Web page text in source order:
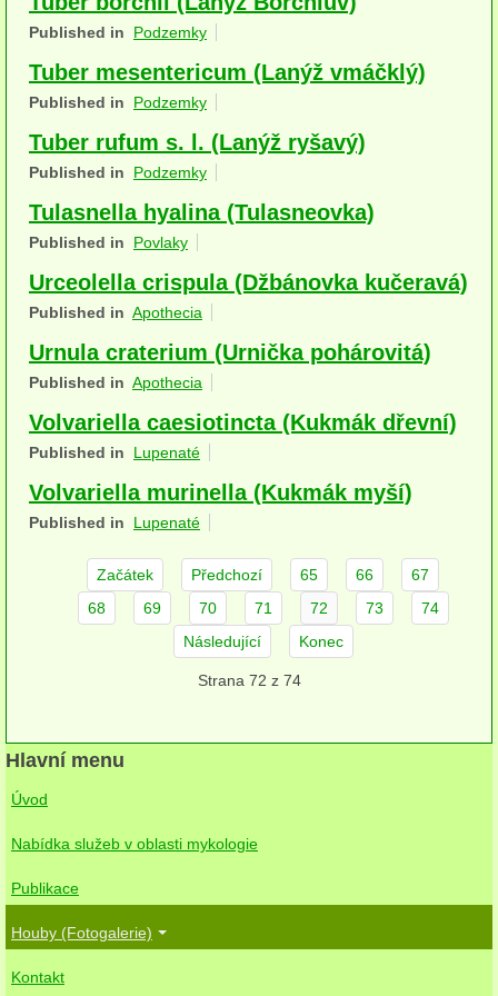
Houby (Fotogalerie)
podle typu plodnic
na dřevě
mykorhizni
terestrické saprotrofní
fungikolní
šišky, plody, květy
koprofilní
lichenizované
herbikolní-dvouděložné
herbikolní-jednoděložné
herbikolní-kapraďorosty
Rosoly
Kornacovité
Choroše
bílá hniloba
hnědá hniloba
jednoleté
Published in Podzemky
Tuber mesentericum (Lanýž vmáčklý)
Published in Podzemky
Tuber rufum s. l. (Lanýž ryšavý)
Published in Podzemky
Tulasnella hyalina (Tulasneovka)
Published in Povlaky
Urceolella crispula (Džbánovka kučeravá)
Published in Apothecia
Urnula craterium (Urnička pohárovitá)
Published in Apothecia
Volvariella caesiotincta (Kukmák dřevní)
Published in Lupenaté
Volvariella murinella (Kukmák myší)
Published in Lupenaté
Začátek Předchozí 65 66
67
68
69 70 71 72 73
74
Následující
Konec
Strana 72 z 74
Hlavní menu
Úvod
Nabídka služeb v oblasti mykologie
Publikace
Houby (Fotogalerie)
Kontakt